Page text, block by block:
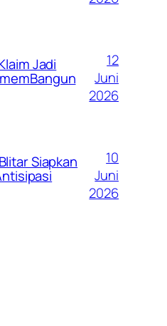
Jadi
12
Juni
2026
Siapkan
10
Juni
2026